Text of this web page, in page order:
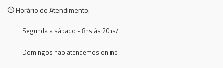
Horário de Atendimento:
Segunda a sábado - 8hs ás 20hs/
Domingos não atendemos online